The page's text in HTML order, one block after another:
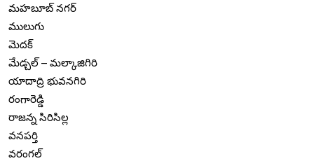
మహబూబ్ నగర్
ములుగు
మెదక్
మేడ్చల్ – మల్కాజిగిరి
యాదాద్రి భువనగిరి
రంగారెడ్డి
రాజన్న సిరిసిల్ల
వనపర్తి
వరంగల్